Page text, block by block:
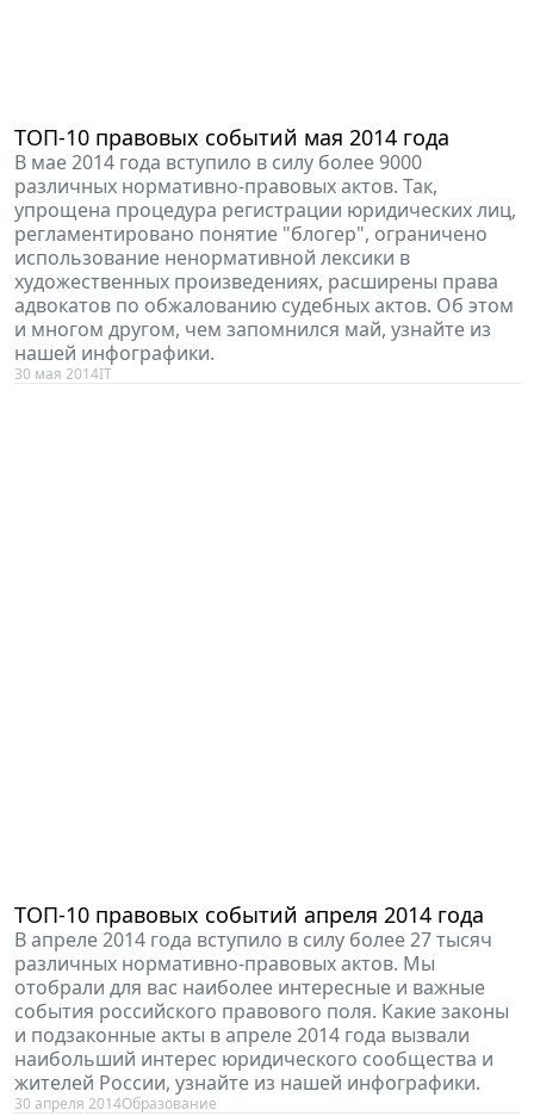
ТОП-10 правовых событий мая 2014 года
В мае 2014 года вступило в силу более 9000
различных нормативно-правовых актов. Так,
упрощена процедура регистрации юридических лиц,
регламентировано понятие "блогер", ограничено
использование ненормативной лексики в
художественных произведениях, расширены права
адвокатов по обжалованию судебных актов. Об этом
и многом другом, чем запомнился май, узнайте из
нашей инфографики.
30 мая 2014IT
ТОП-10 правовых событий апреля 2014 года
В апреле 2014 года вступило в силу более 27 тысяч
различных нормативно-правовых актов. Мы
отобрали для вас наиболее интересные и важные
события российского правового поля. Какие законы
и подзаконные акты в апреле 2014 года вызвали
наибольший интерес юридического сообщества и
жителей России, узнайте из нашей инфографики.
30 апреля 2014Образование